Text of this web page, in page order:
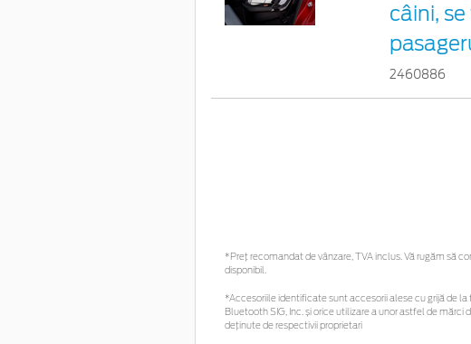
câini,
2460886
*Preţ recomandat de vânzare, TVA inclus. Vă rugăm să
disponibil.
*Accesoriile identificate sunt accesorii alese cu grijă de
Bluetooth SIG, Inc. și orice utilizare a unor astfel de
deținute de respectivii proprietari